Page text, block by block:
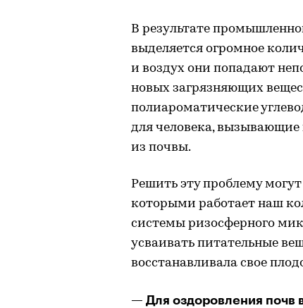
В результате
выделяется огромное
и воздух они попадают
новых загрязняющих
полиароматические
для человека, вызывающие
из почвы.
Решить эту проблему
которыми работает наш
системы ризосферного
усваивать питательные
восстанавливала свое
— Для оздоровления почв